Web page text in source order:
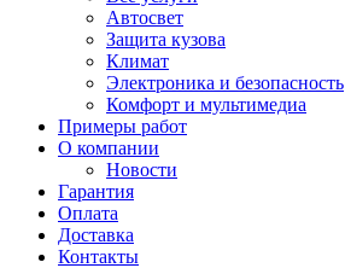
Автосвет
Защита кузова
Климат
Электроника и безопасность
Комфорт и мультимедиа
Примеры работ
О компании
Новости
Гарантия
Оплата
Доставка
Контакты